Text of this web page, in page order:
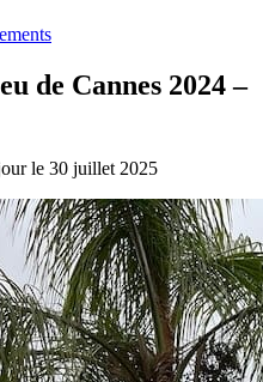
de Cannes 2024 –
le 30 juillet 2025